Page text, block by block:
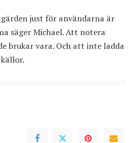
just för användarna är
säger Michael. Att notera
brukar vara. Och att inte ladda